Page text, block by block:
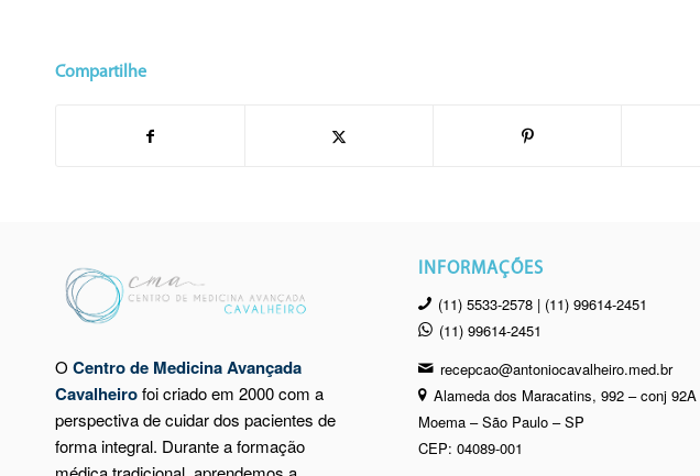
Compartilhe
O Centro de Medicina Avançada
Cavalheirofoi criado em 2000 com a
perspectiva de cuidar dos pacientes de
forma integral. Durante a formação
INFORMAÇÕES
(11) 5533-2578 | (11) 99614-2451
(11) 99614-2451
recepcao@antoniocavalheiro.med.br
Alameda dos Maracatins, 992 – conj 92A
Moema – São Paulo – SP
CEP: 04089-001